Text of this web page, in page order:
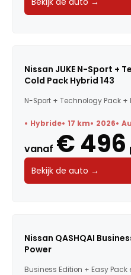
Nissan JUKE N-Sport +
Cold Pack Hybrid 143
N-Sport + Technology Pack +
Hybride 17 km 2026
vanaf € 496
Bekijk de auto →
Nissan QASHQAI
Power
Business Edition + Easy Pack